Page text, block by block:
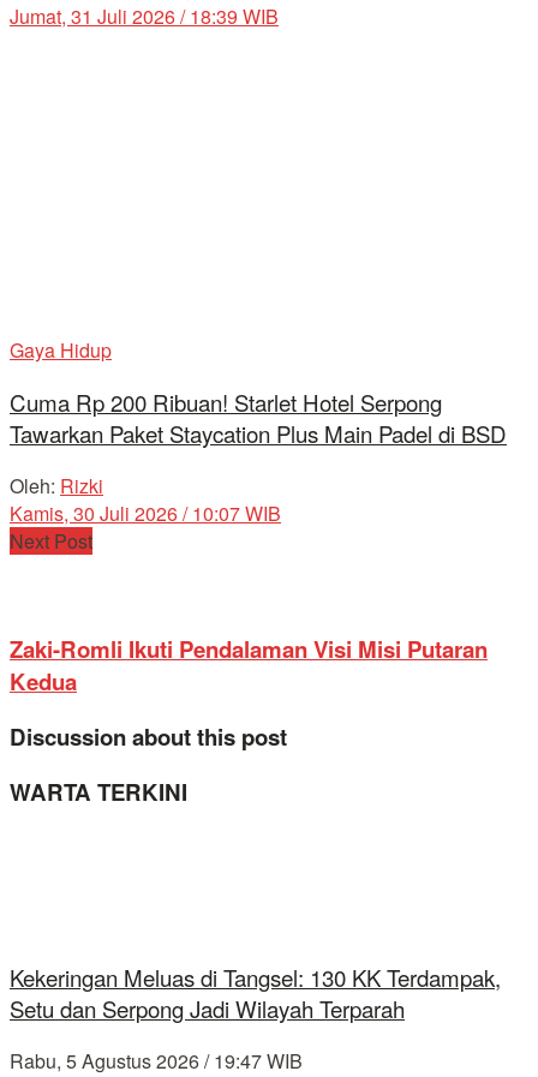
Jumat, 31 Juli 2026 / 18:39 WIB
Gaya Hidup
Cuma Rp 200 Ribuan! Starlet Hotel Serpong
Tawarkan Paket Staycation Plus Main Padel di BSD
Oleh: Rizki
Kamis, 30 Juli 2026 / 10:07 WIB
Next Post
Zaki-Romli Ikuti Pendalaman Visi Misi Putaran
Kedua
Discussion about this post
WARTA TERKINI
Kekeringan Meluas di Tangsel: 130 KK Terdampak,
Setu dan Serpong Jadi Wilayah Terparah
Rabu, 5 Agustus 2026 / 19:47 WIB